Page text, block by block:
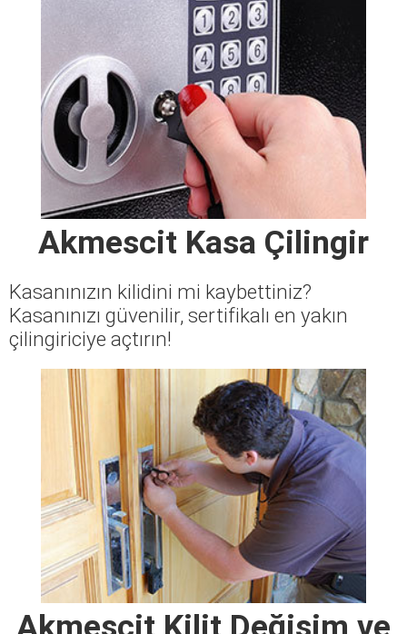
Akmescit Kasa Çilingir
Kasanınızın kilidini mi kaybettiniz?
Kasanınızı güvenilir, sertifikalı en yakın
çilingiriciye açtırın!